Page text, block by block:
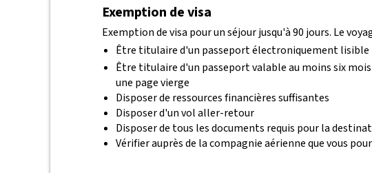
Exemption de visa
Exemption de visa pour un séjour jusqu'à 90 jours. Le
Être titulaire d'un passeport électroniquement lisible
Être titulaire d'un passeport valable au moins six
une page vierge
Disposer de ressources financières suffisantes
Disposer d'un vol aller-retour
Disposer de tous les documents requis pour la
Vérifier auprès de la compagnie aérienne que vous